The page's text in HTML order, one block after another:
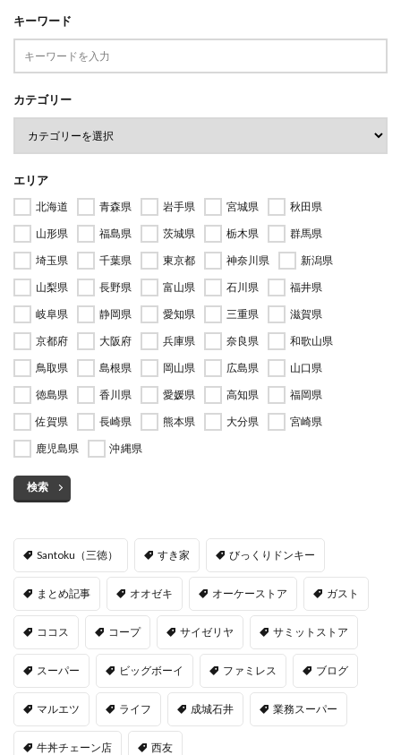
キーワード
カテゴリー
エリア
北海道 青森県 岩手県 宮城県
秋田県
山形県
福島県 茨城県 栃木県
群馬県
埼玉県
千葉県 東京都 神奈川県
新潟県
山梨県
長野県 富山県 石川県
福井県
岐阜県
静岡県 愛知県 三重県
滋賀県
京都府
大阪府 兵庫県 奈良県
和歌山県
鳥取県
島根県 岡山県 広島県
山口県
徳島県
香川県 愛媛県 高知県
福岡県
佐賀県
長崎県 熊本県 大分県
宮崎県
鹿児島県
沖縄県
検索
Santoku（三徳） すき家 びっくりドンキー
まとめ記事 オオゼキ オーケーストア ガスト
ココス コープ サイゼリヤ サミットストア
スーパー ビッグボーイ ファミレス ブログ
マルエツ ライフ 成城石井 業務スーパー
牛丼チェーン店 西友